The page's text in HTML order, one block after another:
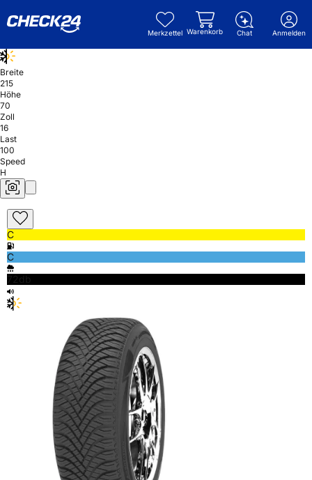
Merkzettel Warenkorb Chat Anmelden
Breite
215
Höhe
70
Zoll
16
Last
100
Speed
H
C
C
72db